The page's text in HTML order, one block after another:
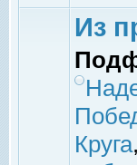
Из
Круга,